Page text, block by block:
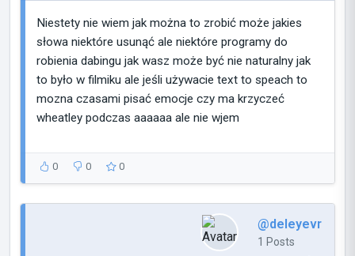
Niestety nie wiem jak można to zrobić może jakies
słowa niektóre usunąć ale niektóre programy do
robienia dabingu jak wasz może być nie naturalny jak
to było w filmiku ale jeśli używacie text to speach to
mozna czasami pisać emocje czy ma krzyczeć
wheatley podczas aaaaaa ale nie wjem
0 0 0
@deleyevr
1 Posts